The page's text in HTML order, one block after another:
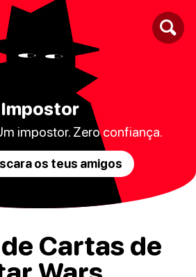
Impostor
impostor. Zero confiança.
os teus amigos
Cartas de